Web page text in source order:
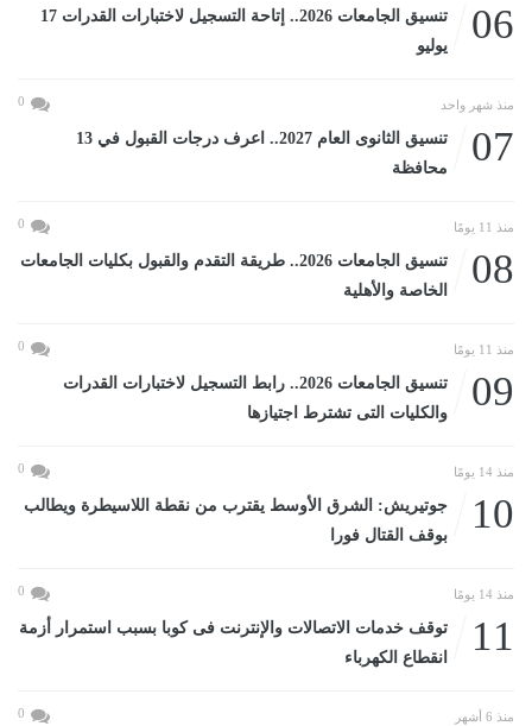
06
تنسيق الجامعات 2026.. إتاحة التسجيل لاختبارات القدرات 17
يوليو
منذ شهر واحد 0
07
تنسيق الثانوى العام 2027.. اعرف درجات القبول في 13
محافظة
منذ 11 يومًا 0
08
تنسيق الجامعات 2026.. طريقة التقدم والقبول بكليات الجامعات
الخاصة والأهلية
منذ 11 يومًا 0
09
تنسيق الجامعات 2026.. رابط التسجيل لاختبارات القدرات
والكليات التى تشترط اجتيازها
منذ 14 يومًا 0
10
جوتيريش: الشرق الأوسط يقترب من نقطة اللاسيطرة ويطالب
بوقف القتال فورا
منذ 14 يومًا 0
11
توقف خدمات الاتصالات والإنترنت فى كوبا بسبب استمرار أزمة
انقطاع الكهرباء
منذ 6 أشهر 0